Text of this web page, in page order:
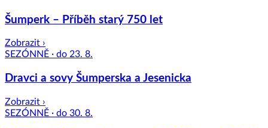
Šumperk – Příběh starý 750 let
Zobrazit ›
SEZÓNNĚ · do 23. 8.
Dravci a sovy Šumperska a Jesenicka
Zobrazit ›
SEZÓNNĚ · do 30. 8.